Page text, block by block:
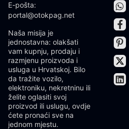
E-pošta:
portal@otokpag.net
Naša misija je
jednostavna: olakšati
vam kupnju, prodaju i
razmjenu proizvoda i
usluga u Hrvatskoj. Bilo
da tražite vozilo,
elektroniku, nekretninu ili
želite oglasiti svoj
proizvod ili uslugu, ovdje
ćete pronaći sve na
jednom mjestu.